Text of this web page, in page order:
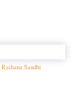
Raihana Sandhi